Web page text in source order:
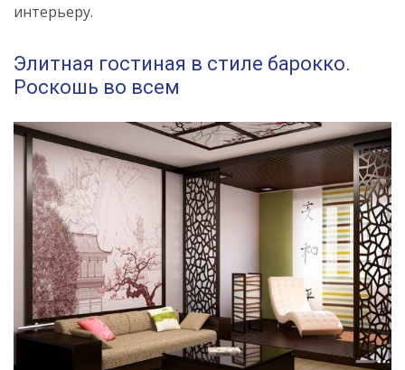
интерьеру.
Элитная гостиная в стиле барокко.
Роскошь во всем